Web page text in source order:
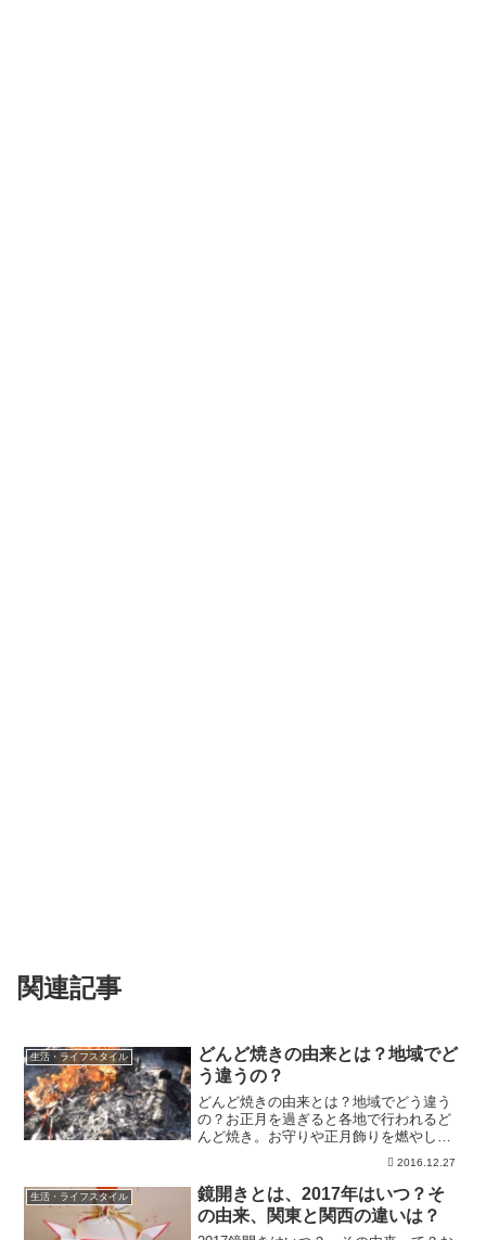
関連記事
生活・ライフスタイル
どんど焼きの由来とは？地域でど
う違うの？
どんど焼きの由来とは？地域でどう違う
の？お正月を過ぎると各地で行われるど
んど焼き。お守りや正月飾りを燃やし祭
事ですが、その由来や意味をご存知です
か？意外と意味までは知られていないど
んど焼きをご紹介します！地域によって
呼び方が異なりますので、...
2016.12.27
生活・ライフスタイル
鏡開きとは、2017年はいつ？そ
の由来、関東と関西の違いは？